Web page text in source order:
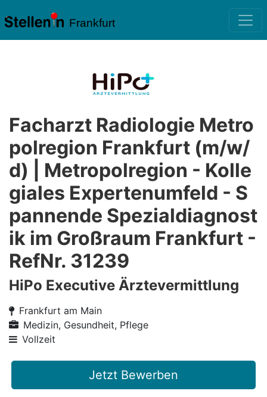
Frankfurt
Facharzt Radiologie Metro
polregion Frankfurt (m/w/
d) | Metropolregion - Kolle
giales Expertenumfeld - S
pannende Spezialdiagnost
ik im Großraum Frankfurt -
RefNr. 31239
HiPo Executive Ärztevermittlung
Frankfurt am Main
Medizin, Gesundheit, Pflege
Vollzeit
Jetzt Bewerben